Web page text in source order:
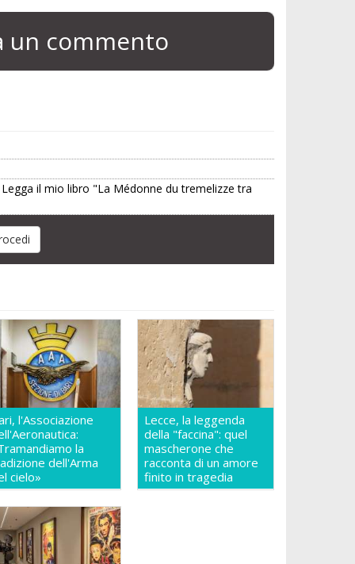
un commento
il mio libro "La Médonne du tremelizze tra
l'Associazione
la
dell'Arma
cielo»
Lecce, la leggenda
della "faccina": quel
mascherone che
racconta di un amore
finito in tragedia